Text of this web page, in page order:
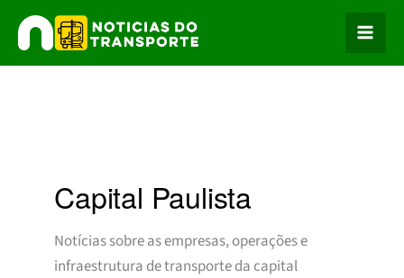
para
o
Capital Paulista
Notícias sobre as empresas, operações e
infraestrutura de transporte da capital